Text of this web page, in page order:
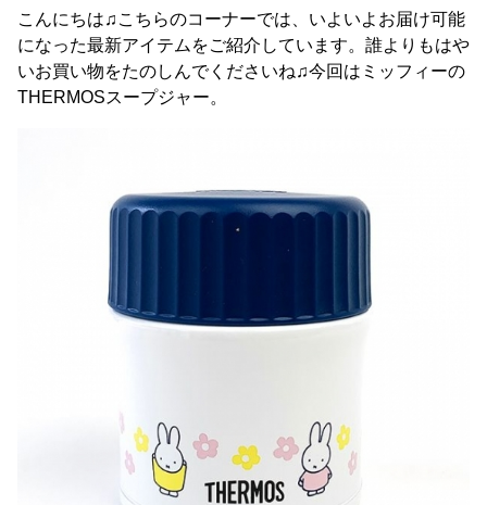
こんにちは♫こちらのコーナーでは、いよいよお届け可能
になった最新アイテムをご紹介しています。誰よりもはや
いお買い物をたのしんでくださいね♫今回はミッフィーの
THERMOSスープジャー。